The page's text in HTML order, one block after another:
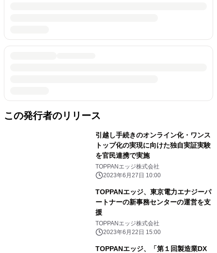
この発行者のリリース
引越し手続きのオンライン化・ワンス
トップ化の実現に向けた独自実証実験
を官民連携で実施
TOPPANエッジ株式会社
2023年6月27日 10:00
TOPPANエッジ、東京電力エナジーパ
ートナーの新事務センターの運営を支
援
TOPPANエッジ株式会社
2023年6月22日 15:00
TOPPANエッジ、「第１回製造業DX